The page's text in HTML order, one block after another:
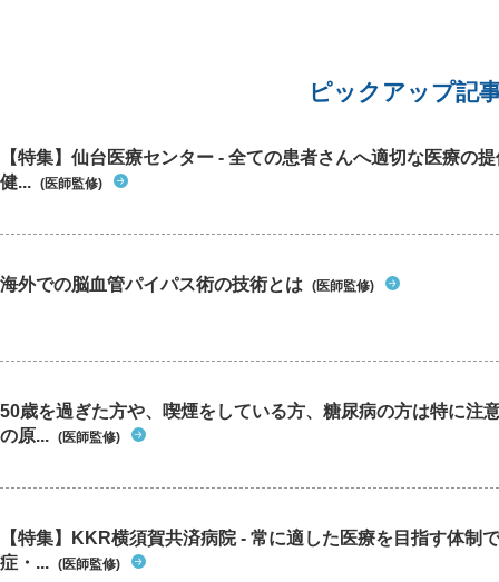
ピックアップ記
【特集】仙台医療センター - 全ての患者さんへ適切な医療の
健... (医師監修)
海外での脳血管パイパス術の技術とは (医師監修)
50歳を過ぎた方や、喫煙をしている方、糖尿病の方は特に注
の原... (医師監修)
【特集】KKR横須賀共済病院 - 常に適した医療を目指す体制
症・... (医師監修)